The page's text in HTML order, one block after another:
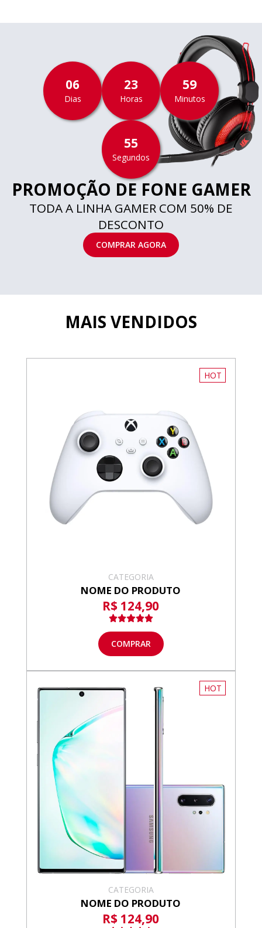
06
Dias
23
Horas
59
Minutos
55
Segundos
PROMOÇÃO DE FONE GAMER
TODA A LINHA GAMER COM 50% DE
DESCONTO
COMPRAR AGORA
MAIS VENDIDOS
HOT
CATEGORIA
NOME DO PRODUTO
R$ 124,90
COMPRAR
HOT
CATEGORIA
NOME DO PRODUTO
R$ 124,90